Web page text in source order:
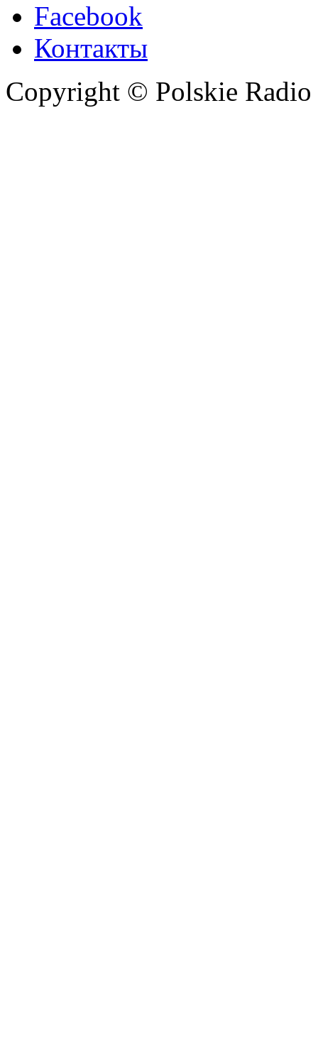
Facebook
Контакты
Copyright © Polskie